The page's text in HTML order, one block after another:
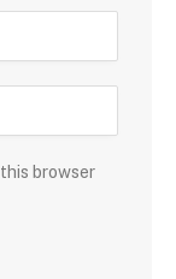
browser